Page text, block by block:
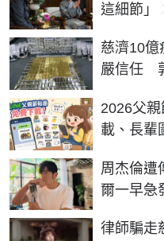
這細節」
慈濟10億
嚴信任
2026父
載、長輩
周杰倫遭
爾一早
律師騙走